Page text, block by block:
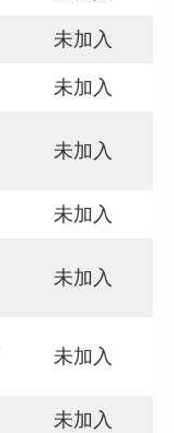
未加入
未加入
未加入
未加入
未加入
未加入
未加入